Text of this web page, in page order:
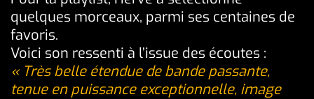
quelques morceaux, parmi ses centaines de
favoris.
Voici son ressenti à l’issue des écoutes :
« Très belle étendue de bande passante,
tenue en puissance exceptionnelle, image